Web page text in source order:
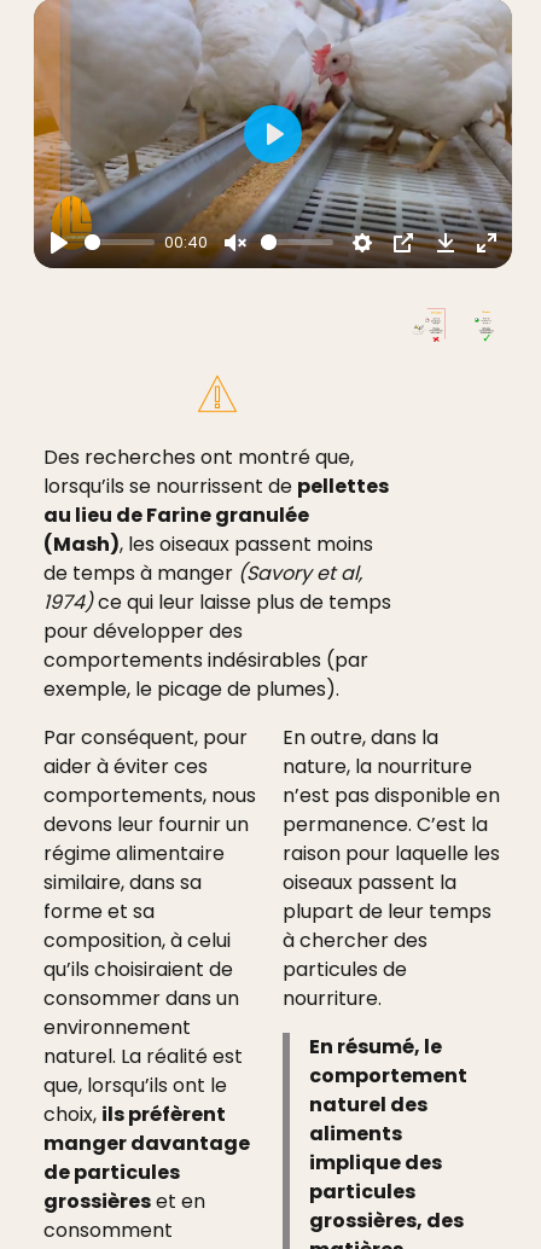
00:40
Play
Des recherches ont montré que,
lorsqu’ils se nourrissent de pellettes
au lieu de Farine granulée
(Mash), les oiseaux passent moins
de temps à manger (Savory et al,
1974)ce qui leur laisse plus de temps
pour développer des
comportements indésirables (par
exemple, le picage de plumes).
Par conséquent, pour
aider à éviter ces
comportements, nous
devons leur fournir un
régime alimentaire
similaire, dans sa
forme et sa
composition, à celui
qu’ils choisiraient de
consommer dans un
environnement
naturel. La réalité est
que, lorsqu’ils ont le
choix, ils préfèrent
manger davantage
de particules
grossièreset en
consomment
En outre, dans la
nature, la nourriture
n’est pas disponible en
permanence. C’est la
raison pour laquelle les
oiseaux passent la
plupart de leur temps
à chercher des
particules de
nourriture.
En résumé, le
comportement
naturel des
aliments
implique des
particules
grossières, des